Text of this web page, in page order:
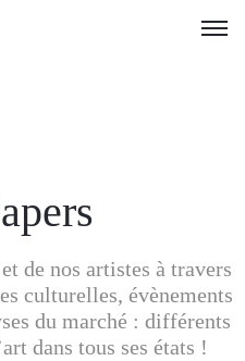
de nos artistes à travers
culturelles, évènements
du marché : différents
dans tous ses états !